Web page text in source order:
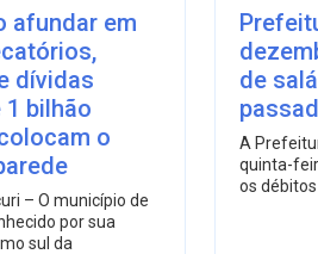
afundar em
dívidas
bilhão
o
– O município de
por sua
sul da
de
A
quinta-
os